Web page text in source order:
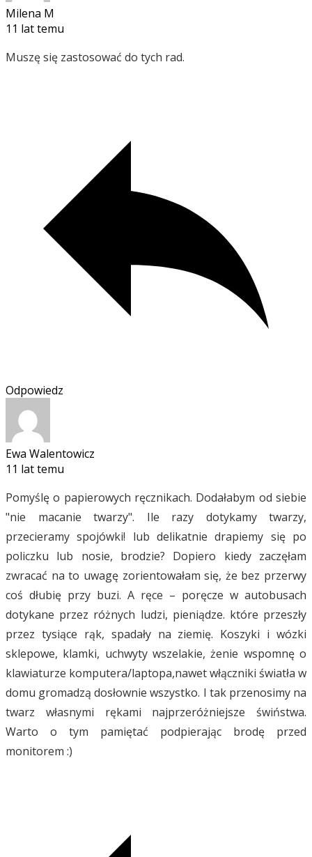
Milena M
11 lat temu
Muszę się zastosować do tych rad.
Odpowiedz
Ewa Walentowicz
11 lat temu
Pomyślę o papierowych ręcznikach. Dodałabym od siebie
"nie macanie twarzy". Ile razy dotykamy twarzy,
przecieramy spojówki! lub delikatnie drapiemy się po
policzku lub nosie, brodzie? Dopiero kiedy zaczęłam
zwracać na to uwagę zorientowałam się, że bez przerwy
coś dłubię przy buzi. A ręce – poręcze w autobusach
dotykane przez różnych ludzi, pieniądze. które przeszły
przez tysiące rąk, spadały na ziemię. Koszyki i wózki
sklepowe, klamki, uchwyty wszelakie, żenie wspomnę o
klawiaturze komputera/laptopa,nawet włączniki światła w
domu gromadzą dosłownie wszystko. I tak przenosimy na
twarz własnymi rękami najprzeróżniejsze świństwa.
Warto o tym pamiętać podpierając brodę przed
monitorem :)